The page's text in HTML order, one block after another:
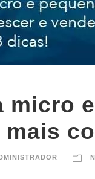
micro
mais